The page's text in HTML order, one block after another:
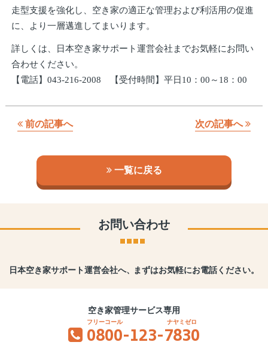
走型支援を強化し、空き家の適正な管理および利活用の促進
に、より一層邁進してまいります。
詳しくは、日本空き家サポート運営会社までお気軽にお問い
合わせください。
【電話】043-216-2008 【受付時間】平日10：00～18：00
前の記事へ 次の記事へ
一覧に戻る
お問い合わせ
日本空き家サポート運営会社へ、 まずはお気軽にお電話ください。
空き家管理サービス専用
0800-123-7830